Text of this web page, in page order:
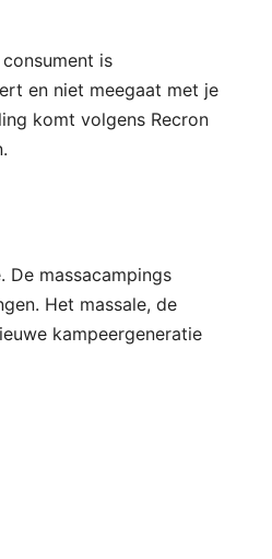
consument is
en niet meegaat met je
komt volgens Recron
De massacampings
Het massale, de
kampeergeneratie